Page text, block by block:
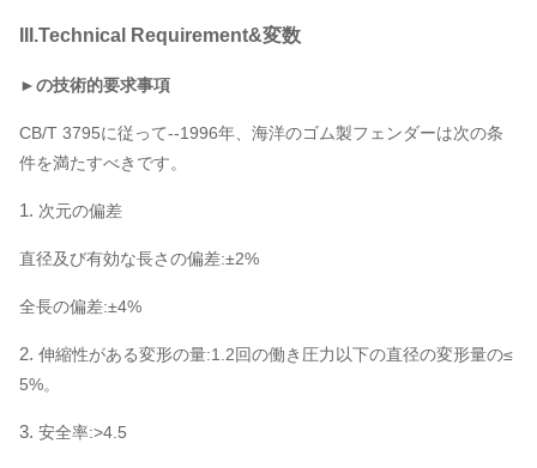
III.Technical Requirement&変数
►の技術的要求事項
CB/T 3795に従って--1996年、海洋のゴム製フェンダーは次の条
件を満たすべきです。
1. 次元の偏差
直径及び有効な長さの偏差:±2%
全長の偏差:±4%
2. 伸縮性がある変形の量:1.2回の働き圧力以下の直径の変形量の≤
5%。
3. 安全率:>4.5